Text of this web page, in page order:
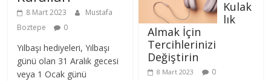
8 Mart 2023
Mustafa
Boztepe
0
Yılbaşı hediyeleri, Yılbaşı
günü olan 31 Aralık gecesi
veya 1 Ocak günü
Kulak
lık
Almak İçin
Tercihlerinizi
Değiştirin
8 Mart 2023 0